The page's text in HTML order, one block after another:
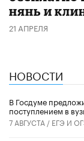
нянь и
21 АПРЕЛЯ
НОВОСТИ
В Госдуме
поступлением в
7 АВГУСТА / ЕГЭ И